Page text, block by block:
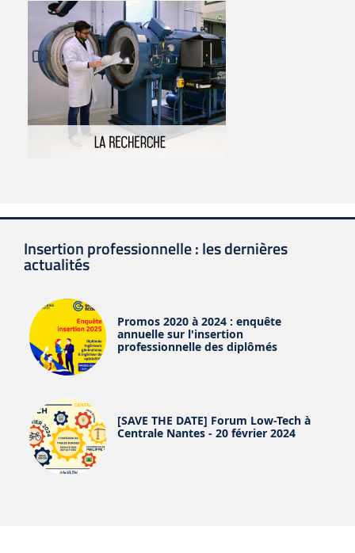
Insertion professionnelle : les dernières
actualités
Promos 2020 à 2024 : enquête
annuelle sur l'insertion
professionnelle des diplômés
[SAVE THE DATE] Forum Low-Tech à
Centrale Nantes - 20 février 2024